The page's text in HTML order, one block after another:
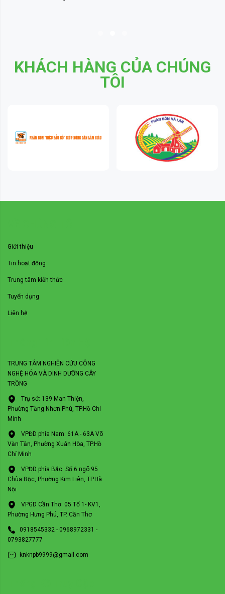
KHÁCH HÀNG CỦA CHÚNG
TÔI
Giới thiệu
Tin hoạt động
Trung tâm kiến thức
Tuyển dụng
Liên hệ
TRUNG TÂM NGHIÊN CỨU CÔNG
NGHỆ HÓA VÀ DINH DƯỠNG CÂY
TRỒNG
Trụ sở: 139 Man Thiện,
Phường Tăng Nhơn Phú, TP.Hồ Chí
Minh
VPĐD phía Nam: 61A - 63A Võ
Văn Tần, Phường Xuân Hòa, TP.Hồ
Chí Minh
VPĐD phía Bắc: Số 6 ngõ 95
Chùa Bộc, Phường Kim Liên, TP.Hà
Nội
VPGD Cần Thơ: 05 Tổ 1- KV1,
Phường Hưng Phú, TP. Cần Thơ
0918545332 - 0968972331 -
0793827777
knknpb9999@gmail.com